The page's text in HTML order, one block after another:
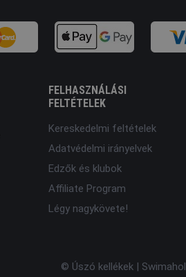
FELHASZNÁLÁSI
FELTÉTELEK
Kereskedelmi feltételek
Adatvédelmi irányelvek
Edzők és klubok
Affiliate Program
Légy nagykövete!
© Úszó kellékek |